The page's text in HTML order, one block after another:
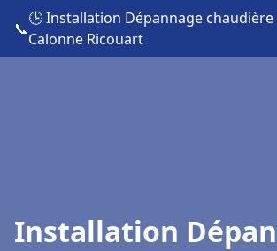
📞
🕒 Installation Dépannage
Calonne Ricouart
Installation